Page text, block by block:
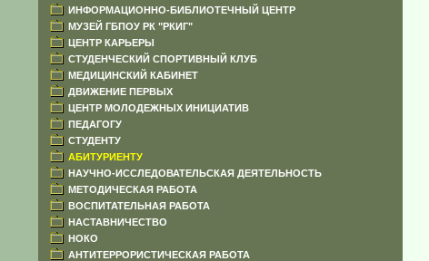
ИНФОРМАЦИОННО-БИБЛИОТЕЧНЫЙ ЦЕНТР
МУЗЕЙ ГБПОУ РК "РКИГ"
ЦЕНТР КАРЬЕРЫ
СТУДЕНЧЕСКИЙ СПОРТИВНЫЙ КЛУБ
МЕДИЦИНСКИЙ КАБИНЕТ
ДВИЖЕНИЕ ПЕРВЫХ
ЦЕНТР МОЛОДЕЖНЫХ ИНИЦИАТИВ
ПЕДАГОГУ
СТУДЕНТУ
АБИТУРИЕНТУ
НАУЧНО-ИССЛЕДОВАТЕЛЬСКАЯ ДЕЯТЕЛЬНОСТЬ
МЕТОДИЧЕСКАЯ РАБОТА
ВОСПИТАТЕЛЬНАЯ РАБОТА
НАСТАВНИЧЕСТВО
НОКО
АНТИТЕРРОРИСТИЧЕСКАЯ РАБОТА